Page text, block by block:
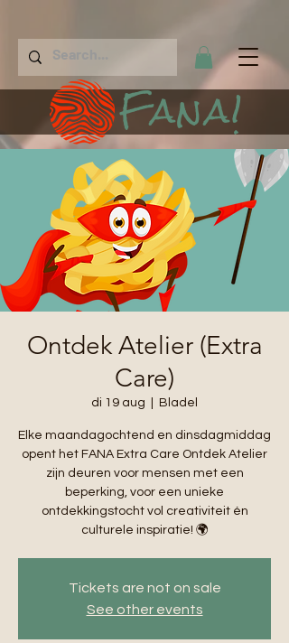
Fana!
Ontdek Atelier (Extra
Care)
di 19 aug Bladel
Elke maandagochtend en dinsdagmiddag
opent het FANA Extra Care Ontdek Atelier
zijn deuren voor mensen met een
beperking, voor een unieke
ontdekkingstocht vol creativiteit én
culturele inspiratie! 🌍
Tickets are not on sale
See other events